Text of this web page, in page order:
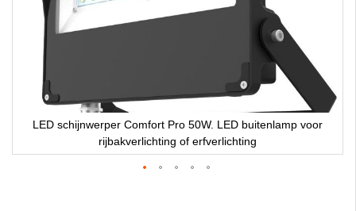
LED schijnwerper Comfort Pro 50W. LED buitenlamp voor
rijbakverlichting of erfverlichting